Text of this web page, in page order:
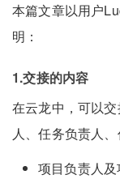
本篇文章以用户
明：
1.交接的内容
在云龙中，可以
人、任务负责人
项目负责人及